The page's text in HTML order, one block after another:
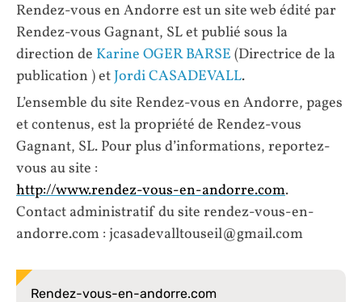
Rendez-vous en Andorre est un site web édité par
Rendez-vous Gagnant, SL et publié sous la
direction de Karine OGER BARSE (Directrice de la
publication ) et Jordi CASADEVALL.
L’ensemble du site Rendez-vous en Andorre, pages
et contenus, est la propriété de Rendez-vous
Gagnant, SL. Pour plus d’informations, reportez-
vous au site :
http://www.rendez-vous-en-andorre.com.
Contact administratif du site rendez-vous-en-
andorre.com : jcasadevalltouseil@gmail.com
Rendez-vous-en-andorre.com